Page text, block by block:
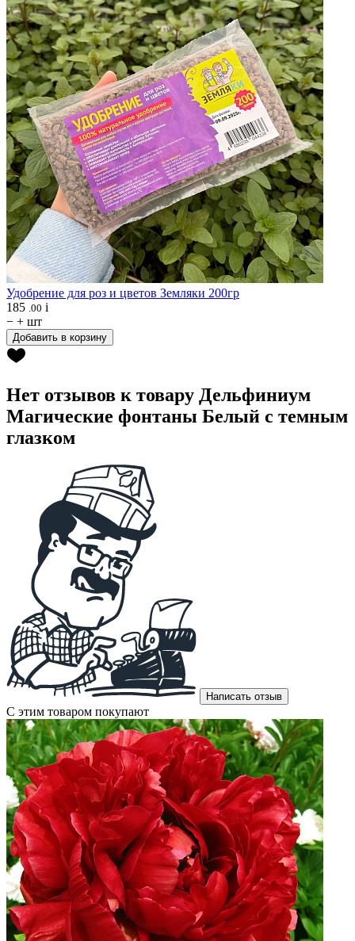
Удобрение для роз и цветов Земляки 200гр
185 .00 i
− + шт
Добавить в корзину
Нет отзывов к товару Дельфиниум
Магические фонтаны Белый с темным
глазком
Написать отзыв
С этим товаром покупают